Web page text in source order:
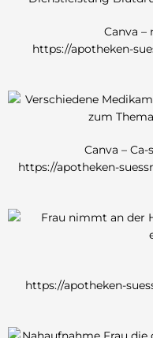
Canva
https://apotheken-
Canva –
https://apotheken-
https://apotheken-